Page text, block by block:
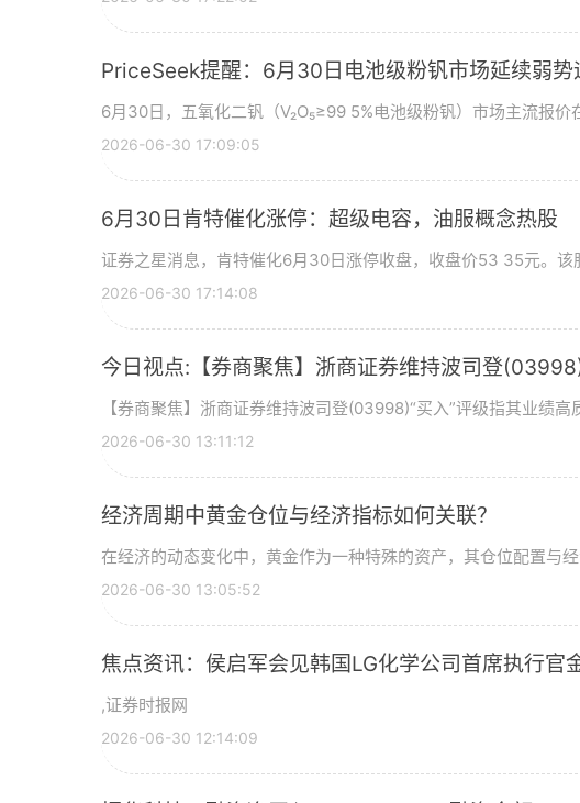
PriceSeek提醒：6月30日电池级粉钒市场延续弱势
6月30日，五氧化二钒（V₂O₅≥99 5%电池级粉钒）市场主流报
2026-06-30 17:09:05
6月30日肯特催化涨停：超级电容，油服概念热股
证券之星消息，肯特催化6月30日涨停收盘，收盘价53 35元。
2026-06-30 17:14:08
今日视点:【券商聚焦】浙商证券维持波司登
【券商聚焦】浙商证券维持波司登(03998)“买入”评级指其业绩高
2026-06-30 13:11:12
经济周期中黄金仓位与经济指标如何关联？
在经济的动态变化中，黄金作为一种特殊的资产，其仓位配置与
2026-06-30 13:05:52
焦点资讯：侯启军会见韩国LG化学公司首席执行官
,证券时报网
2026-06-30 12:14:09